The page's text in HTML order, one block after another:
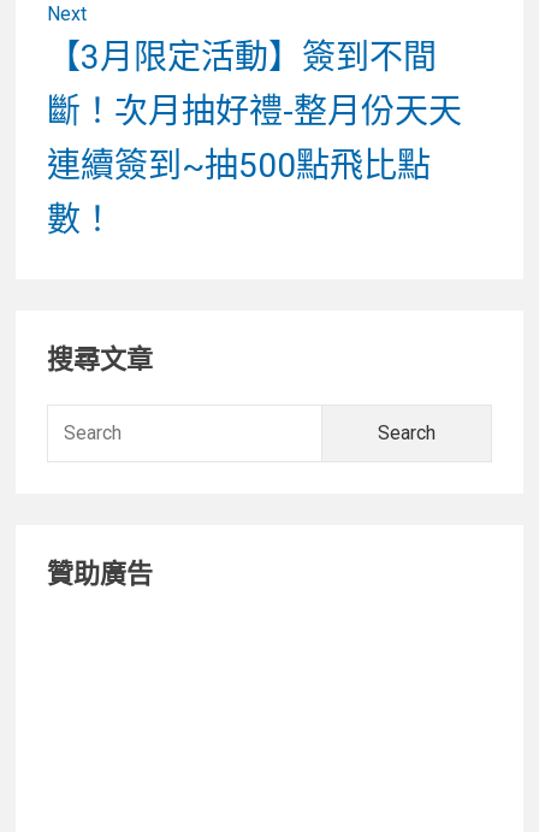
Next
Next
post:
【3月限定活動】簽到不間
斷！次月抽好禮-整月份天天
連續簽到~抽500點飛比點
數！
Primary
Sidebar
搜尋文章
贊助廣告